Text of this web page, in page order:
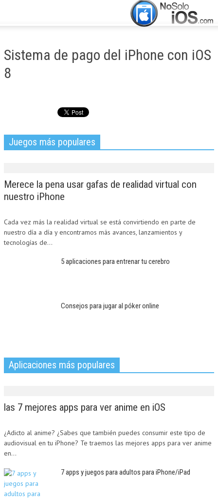
ACTUALIDAD
MANUALES
Sistema de pago del iPhone con iOS
8
Juegos más populares
Merece la pena usar gafas de realidad virtual con
nuestro iPhone
Cada vez más la realidad virtual se está convirtiendo en parte de
nuestro día a día y encontramos más avances, lanzamientos y
tecnologías de...
5 aplicaciones para entrenar tu cerebro
Consejos para jugar al póker online
Aplicaciones más populares
las 7 mejores apps para ver anime en iOS
¿Adicto al anime? ¿Sabes que también puedes consumir este tipo de
audiovisual en tu iPhone? Te traemos las mejores apps para ver anime
en...
7 apps y juegos para adultos para iPhone/iPad